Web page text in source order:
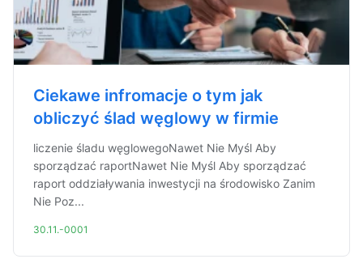
Ciekawe infromacje o tym jak
obliczyć ślad węglowy w firmie
liczenie śladu węglowegoNawet Nie Myśl Aby
sporządzać raportNawet Nie Myśl Aby sporządzać
raport oddziaływania inwestycji na środowisko Zanim
Nie Poz...
30.11.-0001